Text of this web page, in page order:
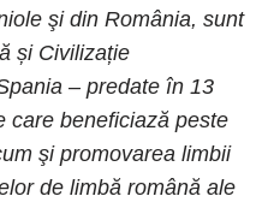
şi din România, sunt
și Civilizație
– predate în 13
care beneficiază peste
şi promovarea limbii
de limbă română ale